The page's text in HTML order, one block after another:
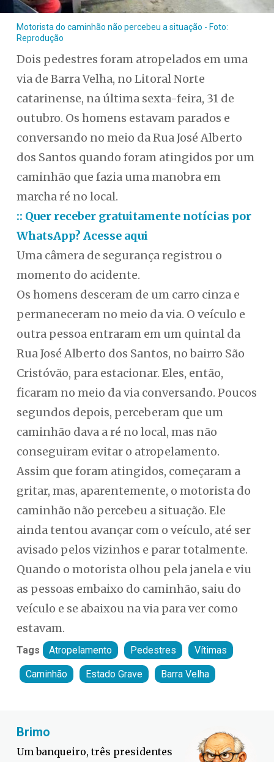
Motorista do caminhão não percebeu a situação - Foto:
Reprodução
Dois pedestres foram atropelados em uma
via de Barra Velha, no Litoral Norte
catarinense, na última sexta-feira, 31 de
outubro. Os homens estavam parados e
conversando no meio da Rua José Alberto
dos Santos quando foram atingidos por um
caminhão que fazia uma manobra em
marcha ré no local.
:: Quer receber gratuitamente notícias por
WhatsApp? Acesse aqui
Uma câmera de segurança registrou o
momento do acidente.
Os homens desceram de um carro cinza e
permaneceram no meio da via. O veículo e
outra pessoa entraram em um quintal da
Rua José Alberto dos Santos, no bairro São
Cristóvão, para estacionar. Eles, então,
ficaram no meio da via conversando. Poucos
segundos depois, perceberam que um
caminhão dava a ré no local, mas não
conseguiram evitar o atropelamento.
Assim que foram atingidos, começaram a
gritar, mas, aparentemente, o motorista do
caminhão não percebeu a situação. Ele
ainda tentou avançar com o veículo, até ser
avisado pelos vizinhos e parar totalmente.
Quando o motorista olhou pela janela e viu
as pessoas embaixo do caminhão, saiu do
veículo e se abaixou na via para ver como
estavam.
Tags Atropelamento Pedestres Vítimas
Caminhão Estado Grave Barra Velha
Defesa Civil lança campanha